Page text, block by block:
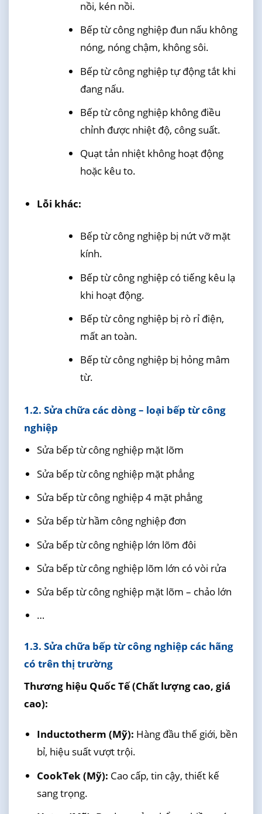
nồi, kén nồi.
Bếp từ công nghiệp đun nấu không
nóng, nóng chậm, không sôi.
Bếp từ công nghiệp tự động tắt khi
đang nấu.
Bếp từ công nghiệp không điều
chỉnh được nhiệt độ, công suất.
Quạt tản nhiệt không hoạt động
hoặc kêu to.
Lỗi khác:
Bếp từ công nghiệp bị nứt vỡ mặt
kính.
Bếp từ công nghiệp có tiếng kêu lạ
khi hoạt động.
Bếp từ công nghiệp bị rò rỉ điện,
mất an toàn.
Bếp từ công nghiệp bị hỏng mâm
từ.
1.2. Sửa chữa các dòng – loại bếp từ công
nghiệp
Sửa bếp từ công nghiệp mặt lõm
Sửa bếp từ công nghiệp mặt phẳng
Sửa bếp từ công nghiệp 4 mặt phẳng
Sửa bếp từ hầm công nghiệp đơn
Sửa bếp từ công nghiệp lớn lõm đôi
Sửa bếp từ công nghiệp lõm lớn có vòi rửa
Sửa bếp từ công nghiệp mặt lõm – chảo lớn
…
1.3. Sửa chữa bếp từ công nghiệp các hãng
có trên thị trường
Thương hiệu Quốc Tế (Chất lượng cao, giá
cao):
Inductotherm (Mỹ): Hàng đầu thế giới, bền
bỉ, hiệu suất vượt trội.
CookTek (Mỹ): Cao cấp, tin cậy, thiết kế
sang trọng.